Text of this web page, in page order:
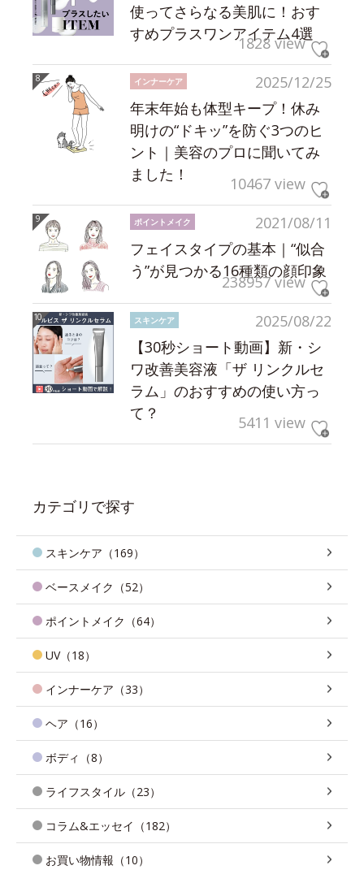
使ってさらなる美肌に！おす
すめプラスワンアイテム4選
1828 view
2025/12/25
インナーケア
年末年始も体型キープ！休み
明けの“ドキッ”を防ぐ3つのヒ
ント｜美容のプロに聞いてみ
ました！
10467 view
2021/08/11
ポイントメイク
フェイスタイプの基本｜“似合
う”が見つかる16種類の顔印象
238957 view
2025/08/22
スキンケア
【30秒ショート動画】新・シ
ワ改善美容液「ザ リンクルセ
ラム」のおすすめの使い方っ
て？
5411 view
カテゴリで探す
スキンケア（169）
ベースメイク（52）
ポイントメイク（64）
UV（18）
インナーケア（33）
ヘア（16）
ボディ（8）
ライフスタイル（23）
コラム&エッセイ（182）
お買い物情報（10）